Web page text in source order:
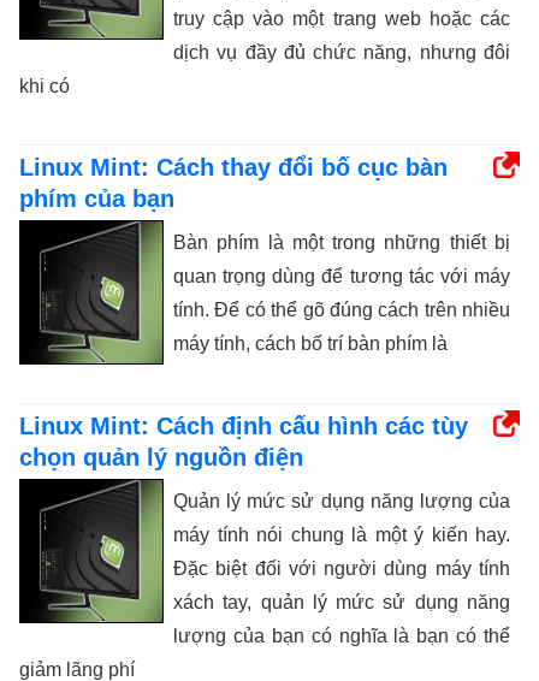
truy cập vào một trang web hoặc các
dịch vụ đầy đủ chức năng, nhưng đôi
khi có
Linux Mint: Cách thay đổi bố cục bàn
phím của bạn
Bàn phím là một trong những thiết bị
quan trọng dùng để tương tác với máy
tính. Để có thể gõ đúng cách trên nhiều
máy tính, cách bố trí bàn phím là
Linux Mint: Cách định cấu hình các tùy
chọn quản lý nguồn điện
Quản lý mức sử dụng năng lượng của
máy tính nói chung là một ý kiến ​​hay.
Đặc biệt đối với người dùng máy tính
xách tay, quản lý mức sử dụng năng
lượng của bạn có nghĩa là bạn có thể
giảm lãng phí